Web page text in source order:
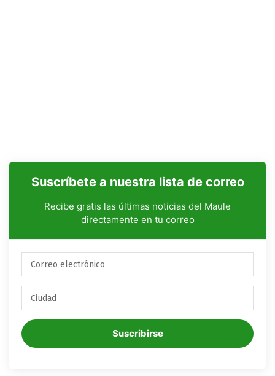
Suscríbete a nuestra lista de correo
Recibe gratis las últimas noticias del Maule
directamente en tu correo
Suscribirse